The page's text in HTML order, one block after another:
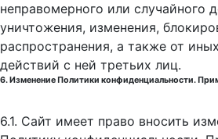
неправомерного или случайного
уничтожения, изменения,
распространения, а также от
действий с ней третьих лиц.
6. Изменение Политики конфиденциальности.
6.1. Сайт имеет право вносить